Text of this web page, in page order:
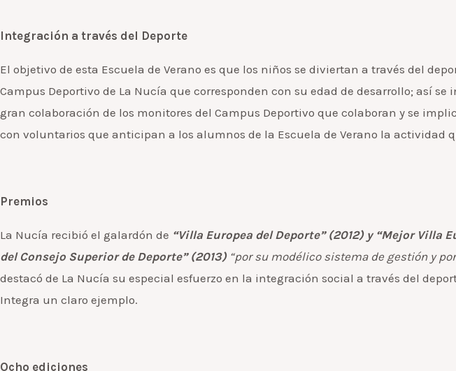
Integración a través del Deporte
El objetivo de esta Escuela de Verano es que los niños se diviertan a través del
Campus Deportivo de La Nucía que corresponden con su edad de desarrollo; así
gran colaboración de los monitores del Campus Deportivo que colaboran y se
con voluntarios que anticipan a los alumnos de la Escuela de Verano la actividad
Premios
La Nucía recibió el galardón de “Villa Europea del Deporte” (2012) y “Mejor Villa
del Consejo Superior de Deporte” (2013) “por su modélico sistema de gestión y
destacó de La Nucía su especial esfuerzo en la integración social a través del
Integra un claro ejemplo.
Ocho ediciones